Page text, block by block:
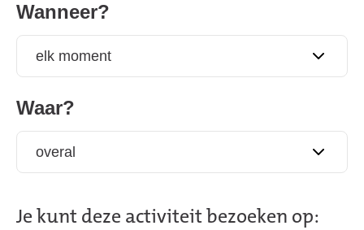
Filter
activiteiten
op datum
en plaats
Wanneer?
Waar?
Je kunt deze activiteit bezoeken op: